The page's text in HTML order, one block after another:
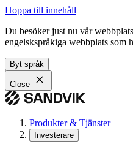
Hoppa till innehåll
Du besöker just nu vår
engelskspråkiga webbplats som
Byt språk
Close
Produkter & Tjänster
Investerare